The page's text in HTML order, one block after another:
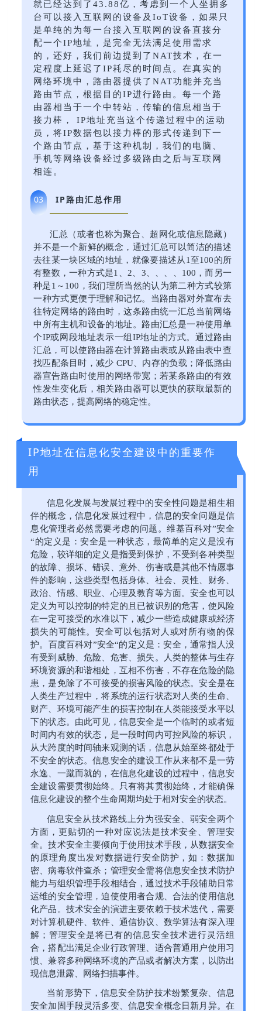
就已经达到了43.88亿，考虑到一个人坐拥多
台可以接入互联网的设备及IoT设备，如果只
是单纯的为每一台接入互联网的设备直接分
配一个IP地址，是完全无法满足使用需求
的，还好，我们前边提到了NAT技术，在一
定程度上延迟了IP耗尽的时间点。在真实的
网络环境中，路由器提供了NAT功能并充当
路由节点，根据目的IP进行路由。每一个路
由器相当于一个中转站，传输的信息相当于
接力棒， IP地址充当这个传递过程中的运动
员，将IP数据包以接力棒的形式传递到下一
个路由节点，基于这种机制，我们的电脑、
手机等网络设备经过多级路由之后与互联网
相连。
03 IP路由汇总作用
汇总（或者也称为聚合、超网化或信息隐藏）
并不是一个新鲜的概念，通过汇总可以简洁的描述
去往某一块区域的地址，就像要描述从1至100的所
有整数，一种方式是1、2、3、、、、100，而另一
种是1～100，我们理所当然的认为第二种方式较第
一种方式更便于理解和记忆。当路由器对外宣布去
往特定网络的路由时，这条路由统一汇总当前网络
中所有主机和设备的地址。路由汇总是一种使用单
个IP或网段地址表示一组IP地址的方式。通过路由
汇总，可以使路由器在计算路由表或从路由表中查
找匹配条目时，减少 CPU、内存的负载；降低路由
器宣告路由时使用的网络带宽；若某条路由的有效
性发生变化后，相关路由器可以更快的获取最新的
路由状态，提高网络的稳定性。
IP地址在信息化安全建设中的重要作
用
信息化发展与发展过程中的安全性问题是相生相
伴的概念，信息化发展过程中，信息的安全问题是信
息化管理者必然需要考虑的问题。维基百科对”安全
“的定义是：安全是一种状态，最简单的定义是没有
危险，较详细的定义是指受到保护，不受到各种类型
的故障、损坏、错误、意外、伤害或是其他不情愿事
件的影响，这些类型包括身体、社会、灵性、财务、
政治、情感、职业、心理及教育等方面。安全也可以
定义为可以控制的特定的且已被识别的危害，使风险
在一定可接受的水准以下，减少一些造成健康或经济
损失的可能性。安全可以包括对人或对所有物的保
护。百度百科对”安全“的定义是：安全，通常指人没
有受到威胁、危险、危害、损失。人类的整体与生存
环境资源的和谐相处，互相不伤害，不存在危险的隐
患，是免除了不可接受的损害风险的状态。安全是在
人类生产过程中，将系统的运行状态对人类的生命、
财产、环境可能产生的损害控制在人类能接受水平以
下的状态。由此可见，信息安全是一个临时的或者短
时间内有效的状态，是一段时间内可控风险的标识，
从大跨度的时间轴来观测的话，信息从始至终都处于
不安全的状态。信息安全的建设工作从来都不是一劳
永逸、一蹴而就的，在信息化建设的过程中，信息安
全建设需要贯彻始终。只有将其贯彻始终，才能确保
信息化建设的整个生命周期均处于相对安全的状态。
信息安全从技术路线上分为强安全、弱安全两个
方面，更贴切的一种对应说法是技术安全、管理安
全。技术安全主要倾向于使用技术手段，从数据安全
的原理角度出发对数据进行安全防护，如：数据加
密、病毒软件查杀；管理安全需将信息安全技术防护
能力与组织管理手段相结合，通过技术手段辅助日常
运维的安全管理，迫使使用者合规、合法的使用信息
化产品。技术安全的演进主要依赖于技术迭代，需要
对计算机硬件、软件、通信协议、数学算法有深入理
解；管理安全是将已有的信息安全技术进行灵活组
合，搭配出满足企业行政管理、适合普通用户使用习
惯、兼容多种网络环境的产品或者解决方案，以防出
现信息泄露、网络扫描事件。
当前形势下，信息安全防护技术纷繁复杂、信息
安全加固手段灵活多变、信息安全概念日新月异。在